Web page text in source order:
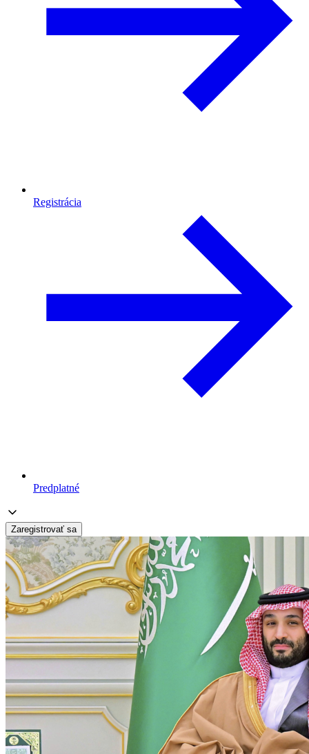
Registrácia
Predplatné
Zaregistrovať sa